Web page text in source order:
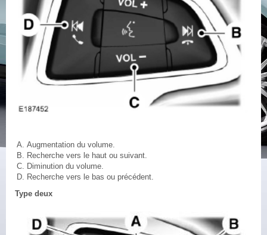
Augmentation du volume.
Recherche vers le haut ou suivant.
Diminution du volume.
Recherche vers le bas ou précédent.
Type deux